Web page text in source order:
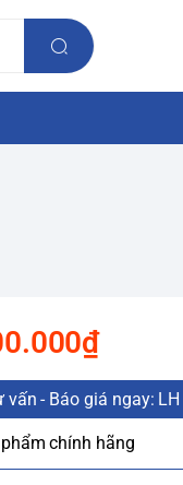
vấn - Báo giá ngay:
chính hãng